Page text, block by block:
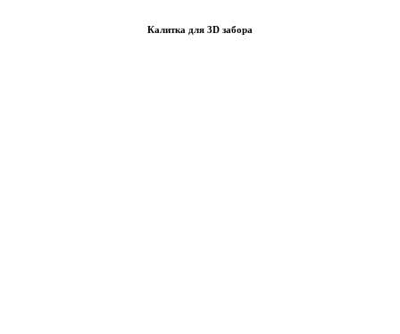
Калитка для 3D забора